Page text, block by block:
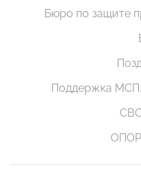
Бюро по защите
Поддержка